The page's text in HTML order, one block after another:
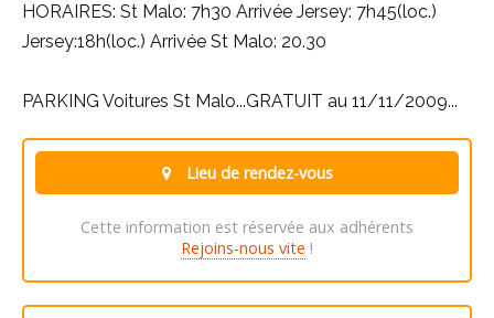
HORAIRES: St Malo: 7h30 Arrivée Jersey: 7h45(loc.)
Jersey:18h(loc.) Arrivée St Malo: 20.30
PARKING Voitures St Malo...GRATUIT au 11/11/2009...
Lieu de rendez-vous
Cette information est réservée aux adhérents
Rejoins-nous vite !